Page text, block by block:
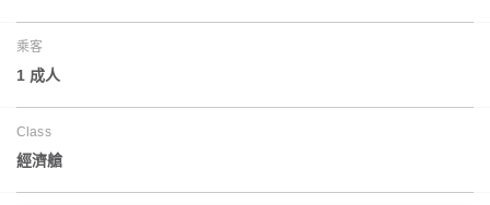
乘客
1 成人
Class
經濟艙